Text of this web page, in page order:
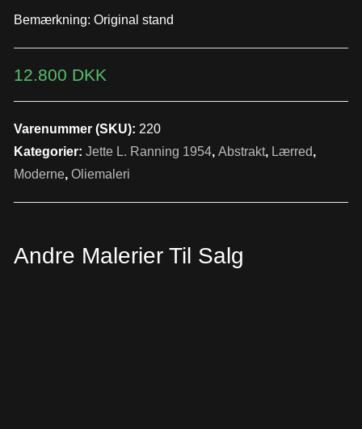
Bemærkning: Original stand
12.800 DKK
Varenummer (SKU): 220
Kategorier: Jette L. Ranning 1954, Abstrakt, Lærred,
Moderne, Oliemaleri
Andre Malerier Til Salg